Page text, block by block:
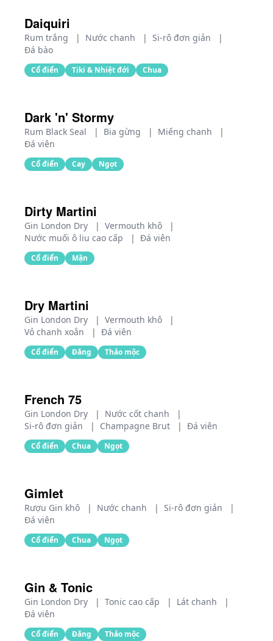
Daiquiri
Rum trắng | Nước chanh | Si-rô đơn giản
|
Đá bào
Cổ điển Tiki & Nhiệt đới Chua
Dark 'n' Stormy
Rum Black Seal | Bia gừng | Miếng chanh
|
Đá viên
Cổ điển Cay Ngọt
Dirty Martini
Gin London Dry | Vermouth khô
|
Nước muối ô liu cao cấp
| Đá viên
Cổ điển Mặn
Dry Martini
Gin London Dry | Vermouth khô
|
Vỏ chanh xoắn
| Đá viên
Cổ điển Đắng Thảo mộc
French 75
Gin London Dry | Nước cốt chanh
|
Si-rô đơn giản
| Champagne Brut | Đá viên
Cổ điển Chua Ngọt
Gimlet
Rượu Gin khô | Nước chanh | Si-rô đơn giản
|
Đá viên
Cổ điển Chua Ngọt
Gin & Tonic
Gin London Dry | Tonic cao cấp | Lát chanh
|
Đá viên
Cổ điển Đắng Thảo mộc